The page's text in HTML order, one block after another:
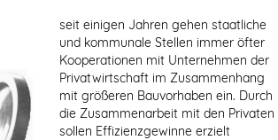
seit einigen Jahren gehen staatliche
und kommunale Stellen immer öfter
Kooperationen mit Unternehmen der
Privatwirtschaft im Zusammenhang
mit größeren Bauvorhaben ein. Durch
die Zusammenarbeit mit den Privaten
sollen Effizienzgewinne erzielt